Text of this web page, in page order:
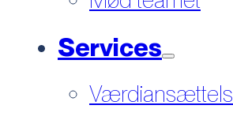
Services